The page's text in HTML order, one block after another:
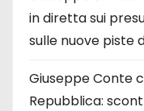
in diretta sui
sulle nuove piste
Giuseppe Conte
Repubblica: